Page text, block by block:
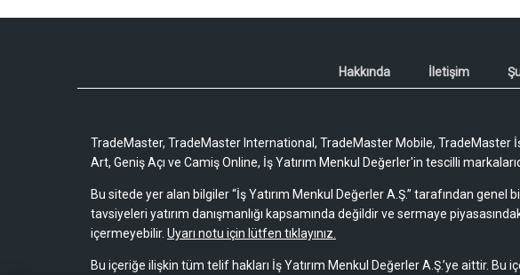
Hakkında İletişim
TradeMaster, TradeMaster International, TradeMaster Mobile, TradeMaster
Art, Geniş Açı ve Camiş Online, İş Yatırım Menkul Değerler'in tescilli
Bu sitede yer alan bilgiler “İş Yatırım Menkul Değerler A.Ş.” tarafından genel
tavsiyeleri yatırım danışmanlığı kapsamında değildir ve sermaye
içermeyebilir. Uyarı notu için lütfen tıklayınız.
Bu içeriğe ilişkin tüm telif hakları İş Yatırım Menkul Değerler A.Ş.’ye aittir. Bu